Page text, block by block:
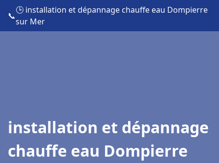
📞
🕒 installation et dépannage chauffe eau Dompierre
sur Mer
installation et dépannage
chauffe eau Dompierre